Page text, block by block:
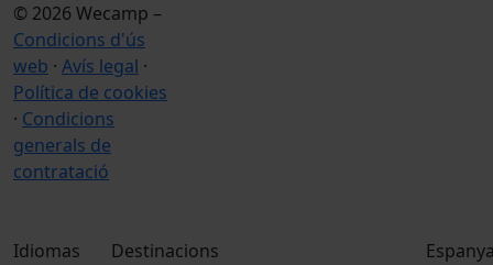
© 2026 Wecamp –
Condicions d'ús
web · Avís legal ·
Política de cookies
· Condicions
generals de
contratació
Idiomas
Destinacions